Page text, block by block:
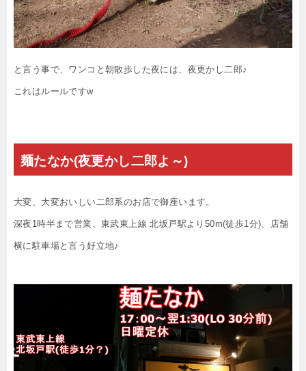
と言う事で、ワンコと朝散歩した夜には、夜更かし二郎♪
これはルールですw
麺たなか(夜更かし二郎よ～)
大変、大変おいしい二郎系のお店で御座います。
深夜1時半まで営業、東武東上線 北坂戸駅より50m(徒歩1分)、店舗
横に駐車場と言う好立地♪